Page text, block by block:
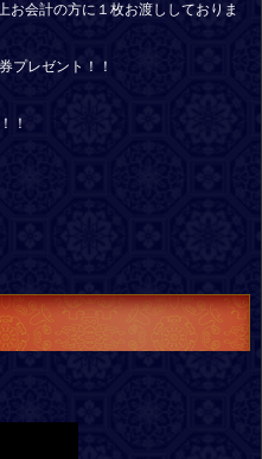
お会計の方に１枚お渡ししておりま
プレゼント！！
！